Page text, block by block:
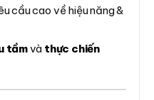
cầu cao về hiệu năng &
tầmvà thực chiến